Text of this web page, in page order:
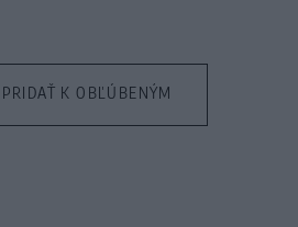
PRIDAŤ K OBĽÚBENÝM